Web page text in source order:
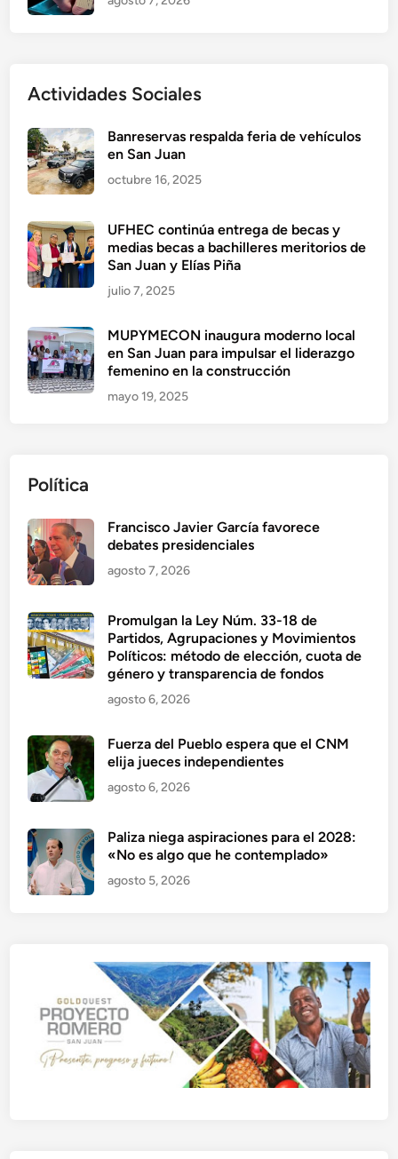
Actividades Sociales
Banreservas respalda feria de vehículos
en San Juan
octubre 16, 2025
UFHEC continúa entrega de becas y
medias becas a bachilleres meritorios de
San Juan y Elías Piña
julio 7, 2025
MUPYMECON inaugura moderno local
en San Juan para impulsar el liderazgo
femenino en la construcción
mayo 19, 2025
Política
Francisco Javier García favorece
debates presidenciales
agosto 7, 2026
Promulgan la Ley Núm. 33-18 de
Partidos, Agrupaciones y Movimientos
Políticos: método de elección, cuota de
género y transparencia de fondos
agosto 6, 2026
Fuerza del Pueblo espera que el CNM
elija jueces independientes
agosto 6, 2026
Paliza niega aspiraciones para el 2028:
«No es algo que he contemplado»
agosto 5, 2026